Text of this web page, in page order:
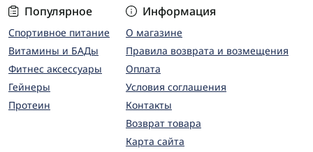
Популярное
Спортивное питание
Витамины и БАДы
Фитнес аксессуары
Гейнеры
Протеин
Информация
О магазине
Правила возврата и возмещения
Оплата
Условия соглашения
Контакты
Возврат товара
Карта сайта